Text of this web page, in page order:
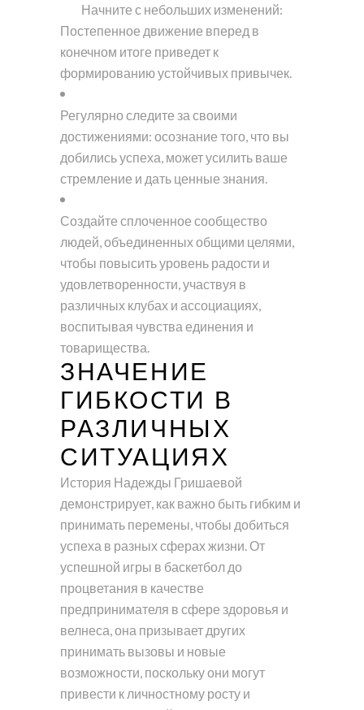
Начните с небольших изменений:
Постепенное движение вперед в
конечном итоге приведет к
формированию устойчивых привычек.
Регулярно следите за своими
достижениями: осознание того, что вы
добились успеха, может усилить ваше
стремление и дать ценные знания.
Создайте сплоченное сообщество
людей, объединенных общими целями,
чтобы повысить уровень радости и
удовлетворенности, участвуя в
различных клубах и ассоциациях,
воспитывая чувства единения и
товарищества.
ЗНАЧЕНИЕ
ГИБКОСТИ В
РАЗЛИЧНЫХ
СИТУАЦИЯХ
История Надежды Гришаевой
демонстрирует, как важно быть гибким и
принимать перемены, чтобы добиться
успеха в разных сферах жизни. От
успешной игры в баскетбол до
процветания в качестве
предпринимателя в сфере здоровья и
велнеса, она призывает других
принимать вызовы и новые
возможности, поскольку они могут
привести к личностному росту и